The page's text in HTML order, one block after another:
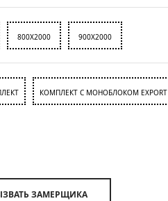
800X2000 900X2000
КОМПЛЕКТ С МОНОБЛОКОМ EXPORT
ВЫЗВАТЬ ЗАМЕРЩИКА